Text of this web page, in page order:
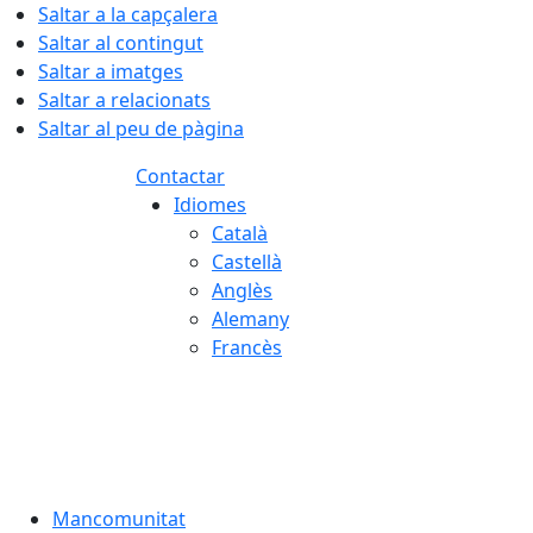
Saltar a la capçalera
Saltar al contingut
Saltar a imatges
Saltar a relacionats
Saltar al peu de pàgina
Contactar
Idiomes
Català
Castellà
Anglès
Alemany
Francès
Mancomunitat